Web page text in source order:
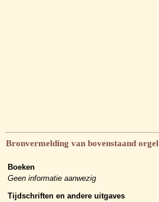
Bronvermelding van bovenstaand orgel
Boeken
Geen informatie aanwezig
Tijdschriften en andere uitgaves